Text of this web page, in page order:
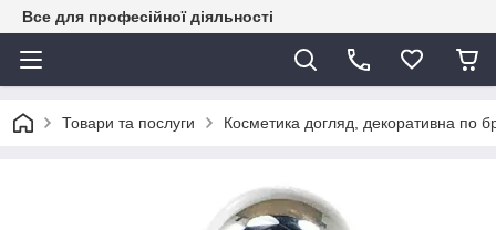
Все для професійної діяльності
Товари та послуги Косметика догляд, декоративна по